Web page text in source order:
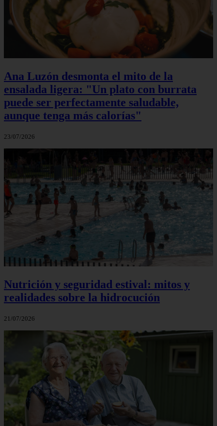
Ana Luzón desmonta el mito de la
ensalada ligera: "Un plato con burrata
puede ser perfectamente saludable,
aunque tenga más calorías"
23/07/2026
Nutrición y seguridad estival: mitos y
realidades sobre la hidrocución
21/07/2026